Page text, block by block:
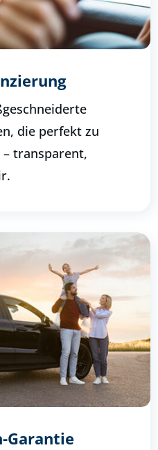
die perfekt zu
transparent,
Garantie